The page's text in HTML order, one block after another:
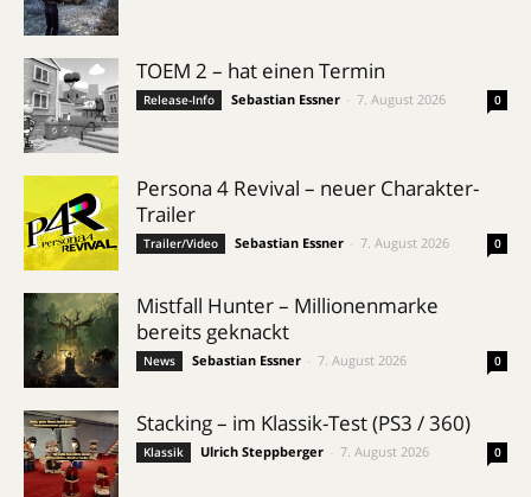
TOEM 2 – hat einen Termin
Release-Info Sebastian Essner 7. August 2026 0
Persona 4 Revival – neuer Charakter-
Trailer
Trailer/Video Sebastian Essner 7. August 2026 0
Mistfall Hunter – Millionenmarke
bereits geknackt
News Sebastian Essner 7. August 2026 0
Stacking – im Klassik-Test (PS3 / 360)
Klassik Ulrich Steppberger 7. August 2026 0